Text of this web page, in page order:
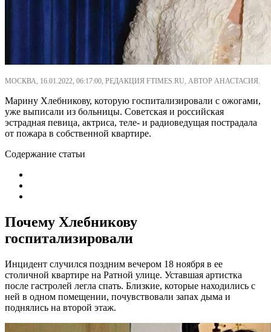
МОСКВА, 16.01.2022, 06:17:00, РЕДАКЦИЯ FTIMES.RU, АВТОР АНАСТАСИЯ.
Марину Хлебникову, которую госпитализировали с ожогами,
уже выписали из больницы. Советская и российская
эстрадная певица, актриса, теле- и радиоведущая пострадала
от пожара в собственной квартире.
Содержание статьи
Почему Хлебникову
госпитализировали
Инцидент случился поздним вечером 18 ноября в ее
столичной квартире на Ратной улице. Уставшая артистка
после гастролей легла спать. Близкие, которые находились с
ней в одном помещении, почувствовали запах дыма и
поднялись на второй этаж.